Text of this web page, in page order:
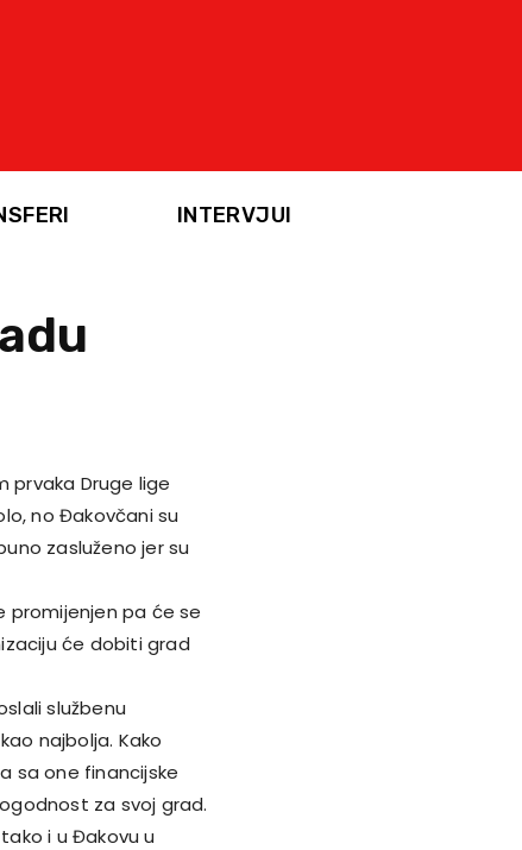
INTERVJUI
prvaka Druge lige
no Đakovčani su
zasluženo jer su
promijenjen pa će se
će dobiti grad
službenu
najbolja. Kako
sa one financijske
za svoj grad.
i u Đakovu u